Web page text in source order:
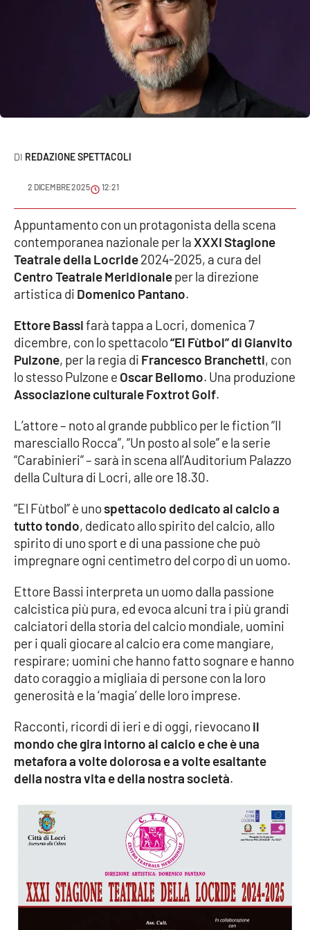
Podcast
Meteo
Editoriali
VIDEO
Ambiente
Cultura
Economia e Lavoro
Sanità
Società
Sport
RUBRICHE
Good Morning Vietnam
Parchi Marini Calabria
Leggendo Alvaro insieme
Imprese Di Calabria
Le perfidie di Antonella Grippo
Venti di comunicazione
STREAMING
LaC Network
REDAZIONE SPETTACOLI
2 DICEMBRE 2025 12:21
Appuntamento con un protagonista della scena
contemporanea nazionale per laXXXI Stagione
Teatrale della Locride2024-2025, a cura del
Centro Teatrale Meridionaleper la direzione
artistica di Domenico Pantano.
Ettore Bassifarà tappa a Locri, domenica 7
dicembre, con lo spettacolo“El Fùtbol” di Gianvito
Pulzone, per la regia di Francesco Branchetti, con
lo stesso Pulzone e Oscar Bellomo. Una produzione
Associazione culturale Foxtrot Golf.
L’attore – noto al grande pubblico per le fiction “Il
maresciallo Rocca”, “Un posto al sole” e la serie
“Carabinieri” – sarà in scena all’Auditorium Palazzo
della Cultura di Locri, alle ore 18.30.
“El Fùtbol” è unospettacolo dedicato al calcio a
tutto tondo, dedicato allo spirito del calcio, allo
spirito di uno sport e di una passione che può
impregnare ogni centimetro del corpo di un uomo.
Ettore Bassi interpreta un uomo dalla passione
calcistica più pura, ed evoca alcuni tra i più grandi
calciatori della storia del calcio mondiale, uomini
per i quali giocare al calcio era come mangiare,
respirare; uomini che hanno fatto sognare e hanno
dato coraggio a migliaia di persone con la loro
generosità e la ‘magia’ delle loro imprese.
Racconti, ricordi di ieri e di oggi, rievocanoil
mondo che gira intorno al calcio e che è una
metafora a volte dolorosa e a volte esaltante
della nostra vita e della nostra società.